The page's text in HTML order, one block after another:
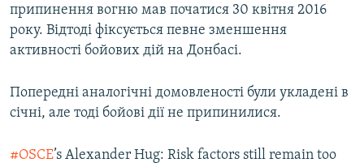
припинення вогню мав початися 30 квітня 2016
року. Відтоді фіксується певне зменшення
активності бойових дій на Донбасі.
Попередні аналогічні домовленості були укладені в
січні, але тоді бойові дії не припинилися.
#OSCE’s Alexander Hug: Risk factors still remain too